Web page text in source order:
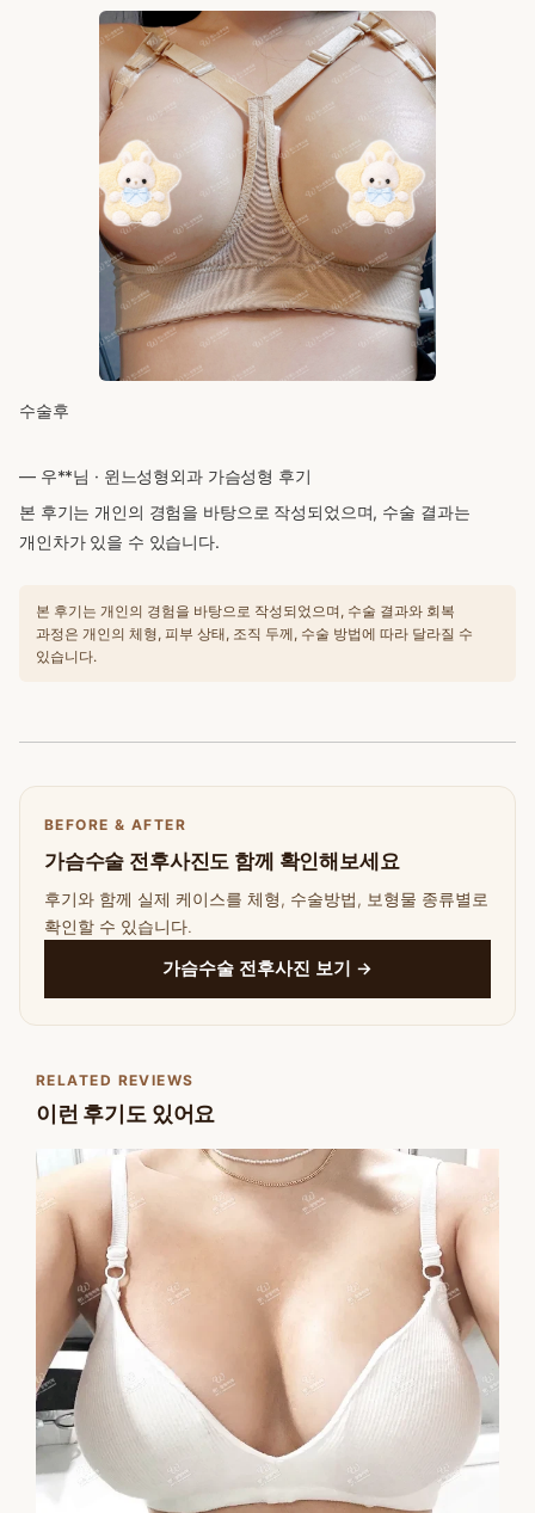
수술후
— 우**님 · 윈느성형외과 가슴성형 후기
본 후기는 개인의 경험을 바탕으로 작성되었으며, 수술 결과는
개인차가 있을 수 있습니다.
본 후기는 개인의 경험을 바탕으로 작성되었으며, 수술 결과와 회복
과정은 개인의 체형, 피부 상태, 조직 두께, 수술 방법에 따라 달라질 수
있습니다.
BEFORE & AFTER
가슴수술 전후사진도 함께 확인해보세요
후기와 함께 실제 케이스를 체형, 수술방법, 보형물 종류별로
확인할 수 있습니다.
가슴수술 전후사진 보기 →
RELATED REVIEWS
이런 후기도 있어요